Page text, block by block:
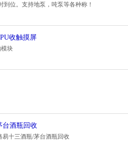
位。支持地泵，吨泵等各种称！
收触摸屏
块
台酒瓶回收
易十三酒瓶/茅台酒瓶回收